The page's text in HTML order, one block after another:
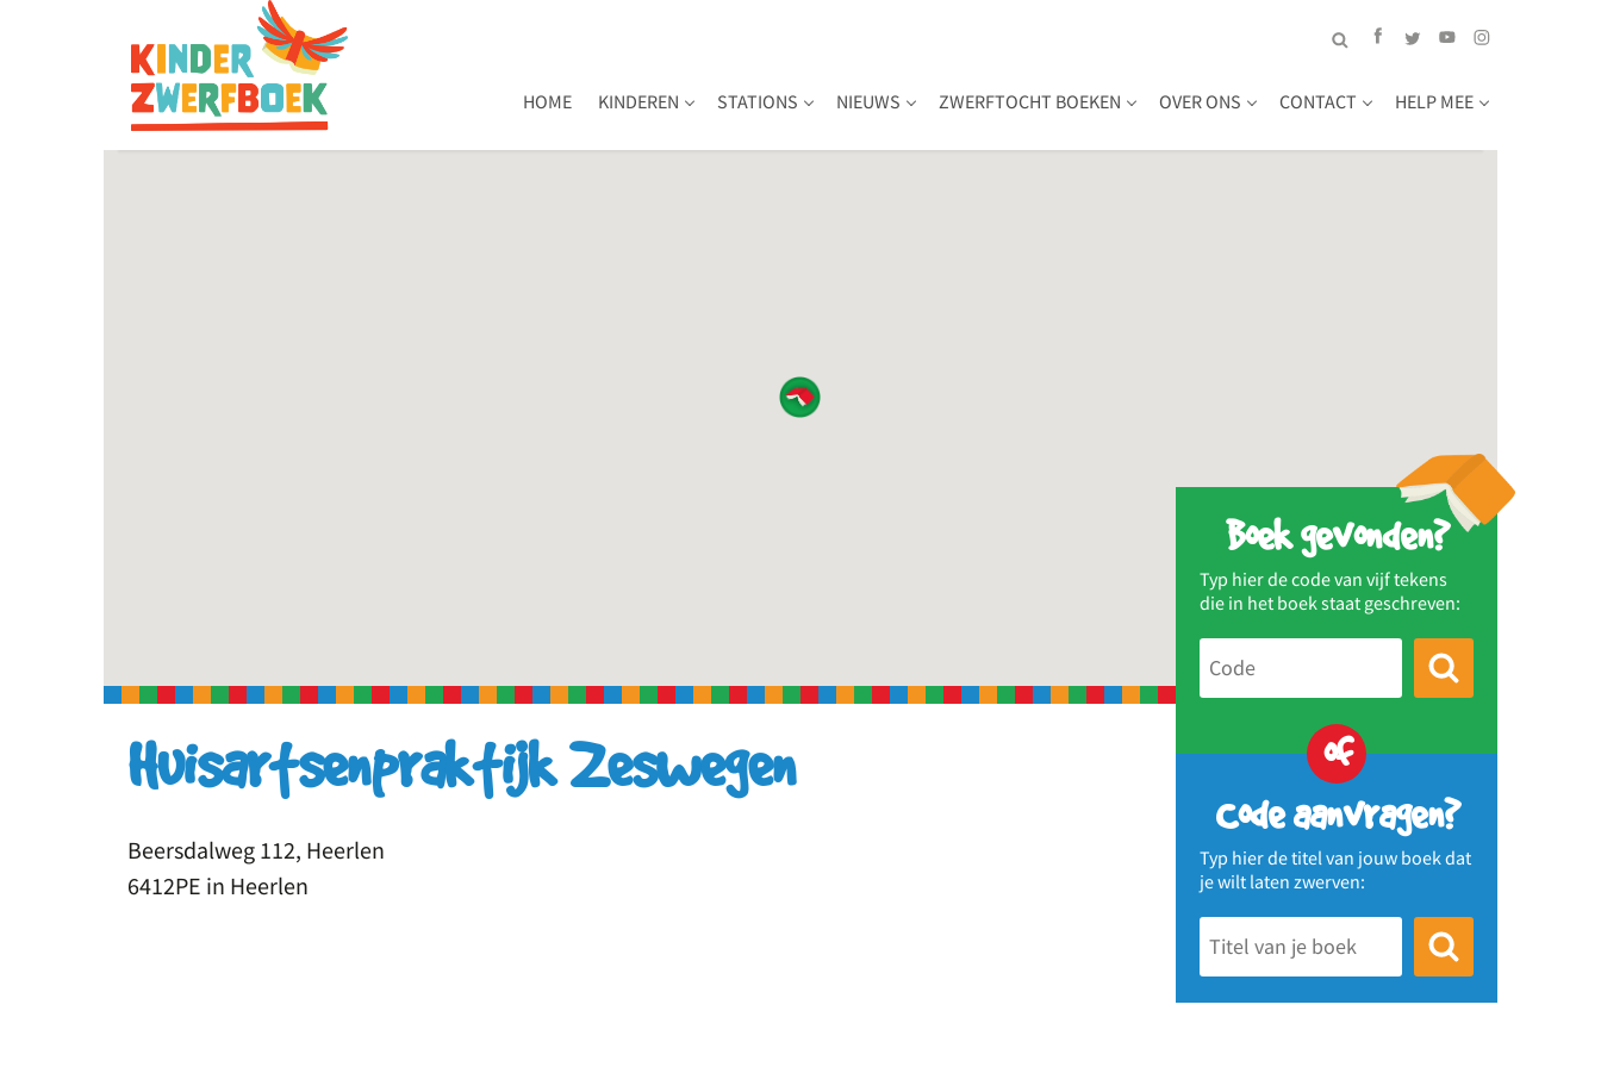
HOME KINDEREN STATIONS NIEUWS ZWERFTOCHT BOEKEN OVER ONS CONTACT HELP MEE
Boek gevonden?
Typ hier de code van vijf tekens
die in het boek staat geschreven:
of
Code aanvragen?
Typ hier de titel van jouw boek dat
je wilt laten zwerven:
Huisartsenpraktijk Zeswegen
Beersdalweg 112, Heerlen
6412PE in Heerlen